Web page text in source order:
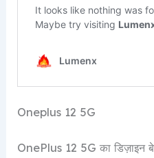
Oneplus 12 5G
OnePlus 12 5G का डिज़ाइन